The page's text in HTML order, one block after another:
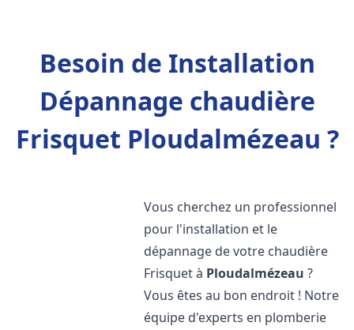
Besoin de Installation
Dépannage chaudière
Frisquet Ploudalmézeau ?
Vous cherchez un professionnel
pour l'installation et le
dépannage de votre chaudière
Frisquet à Ploudalmézeau ?
Vous êtes au bon endroit ! Notre
équipe d'experts en plomberie